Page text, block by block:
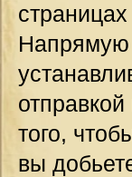
Напрямую
того,
вы